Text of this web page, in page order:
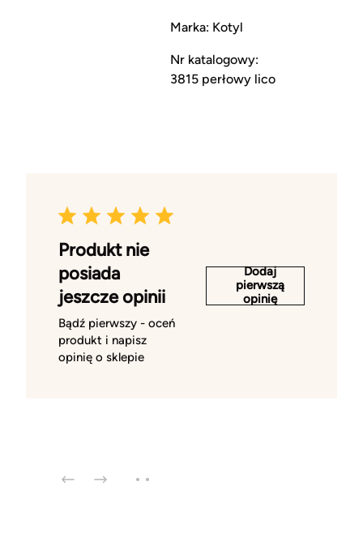
Marka: Kotyl
Nr katalogowy:
3815 perłowy lico
Produkt nie
posiada
jeszcze opinii
Bądź pierwszy - oceń
produkt i napisz
opinię o sklepie
Dodaj
pierwszą
opinię